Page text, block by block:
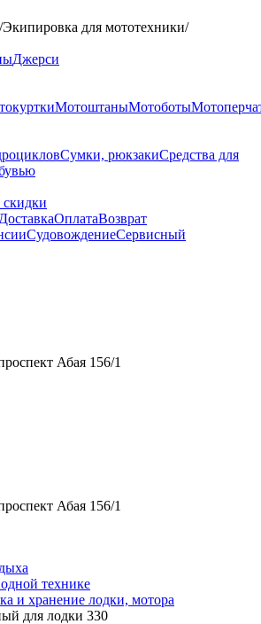
/Экипировка для мототехники/
Джерси
МотоштаныМотоботы
Сумки, рюкзакиСредства для
ДоставкаОплатаВозврат
СудовождениеСервисный
Абая 156/1
Абая 156/1
технике
и хранение лодки, мотора
для лодки 330